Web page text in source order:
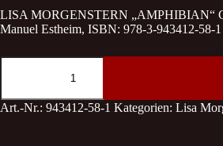
was:
18,00 €.
is:
15,00 €.
LISA MORGENSTERN „AMPHIBIAN“
Manuel Estheim, ISBN: 978-3-943412-58-1
Lisa
(limited
Edition)
Art.-Nr.: 943412-58-1 Kategorien: Lisa